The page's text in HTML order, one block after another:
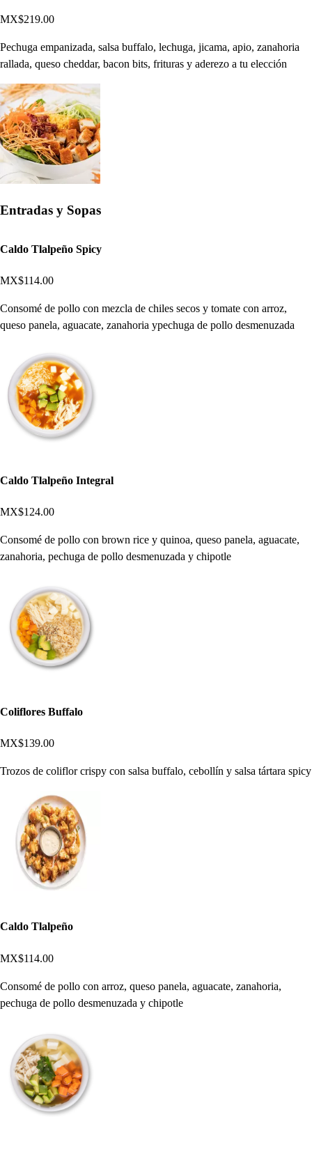
MX$219.00
Pechuga empanizada, salsa buffalo, lechuga, jicama, apio, zanahoria
rallada, queso cheddar, bacon bits, frituras y aderezo a tu elección
Entradas y Sopas
Caldo Tlalpeño Spicy
MX$114.00
Consomé de pollo con mezcla de chiles secos y tomate con arroz,
queso panela, aguacate, zanahoria ypechuga de pollo desmenuzada
Caldo Tlalpeño Integral
MX$124.00
Consomé de pollo con brown rice y quinoa, queso panela, aguacate,
zanahoria, pechuga de pollo desmenuzada y chipotle
Coliflores Buffalo
MX$139.00
Trozos de coliflor crispy con salsa buffalo, cebollín y salsa tártara spicy
Caldo Tlalpeño
MX$114.00
Consomé de pollo con arroz, queso panela, aguacate, zanahoria,
pechuga de pollo desmenuzada y chipotle